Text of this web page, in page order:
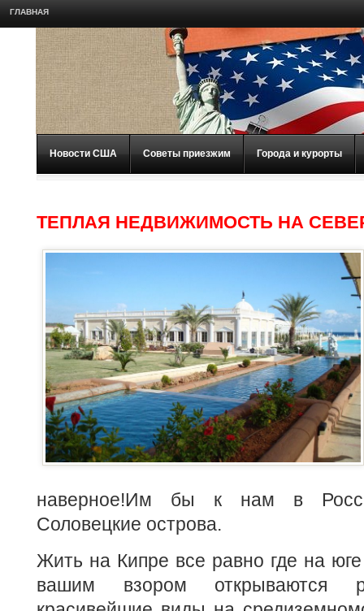
ГЛАВНАЯ
Новости США Советы приезжим Города и курорты
ТЕПЛАЯ НЕДВИЖИМОСТЬ НА
наверное!Им бы к нам в
Соловецкие острова.
Жить на Кипре все равно где на
вашим взором открываются